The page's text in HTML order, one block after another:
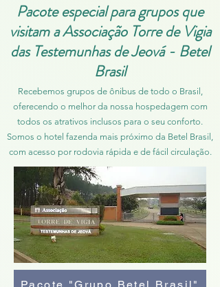
Pacote especial para grupos que
visitam a Associação Torre de Vigia
das Testemunhas de Jeová - Betel
Brasil
Recebemos grupos de ônibus de todo o Brasil,
oferecendo o melhor da nossa hospedagem com
todos os atrativos inclusos para o seu conforto.
Somos o hotel fazenda mais próximo da Betel Brasil,
com acesso por rodovia rápida e de fácil circulação.
Pacote "Grupo Betel Brasil"